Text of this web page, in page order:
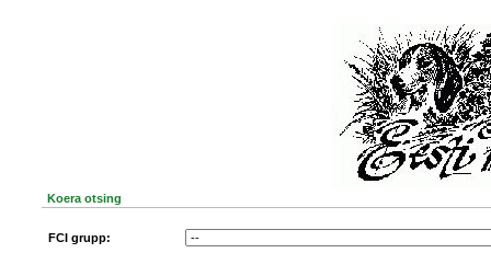
Koera otsing
FCI grupp: